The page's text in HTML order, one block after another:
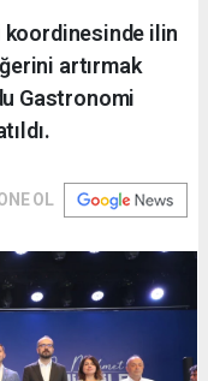
koordinesinde ilin
artırmak
Gastronomi
OL